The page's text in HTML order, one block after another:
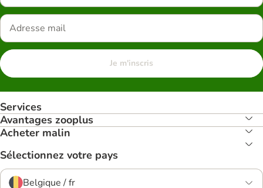
Je m'inscris
Services
Avantages zooplus
Acheter malin
Sélectionnez votre pays
Belgique / fr